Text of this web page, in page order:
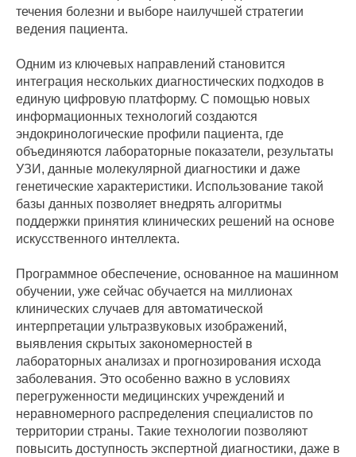
течения болезни и выборе наилучшей стратегии
ведения пациента.
Одним из ключевых направлений становится
интеграция нескольких диагностических подходов в
единую цифровую платформу. С помощью новых
информационных технологий создаются
эндокринологические профили пациента, где
объединяются лабораторные показатели, результаты
УЗИ, данные молекулярной диагностики и даже
генетические характеристики. Использование такой
базы данных позволяет внедрять алгоритмы
поддержки принятия клинических решений на основе
искусственного интеллекта.
Программное обеспечение, основанное на машинном
обучении, уже сейчас обучается на миллионах
клинических случаев для автоматической
интерпретации ультразвуковых изображений,
выявления скрытых закономерностей в
лабораторных анализах и прогнозирования исхода
заболевания. Это особенно важно в условиях
перегруженности медицинских учреждений и
неравномерного распределения специалистов по
территории страны. Такие технологии позволяют
повысить доступность экспертной диагностики, даже в